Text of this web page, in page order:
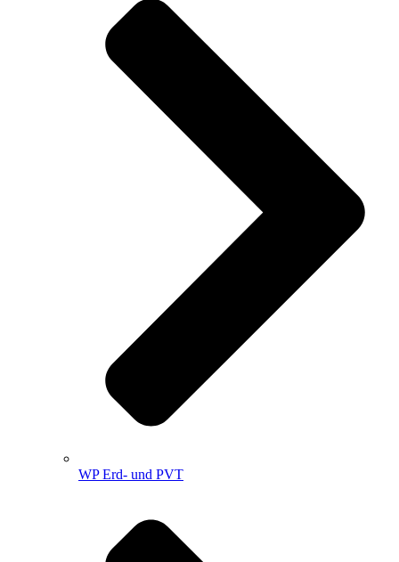
WP Erd- und PVT